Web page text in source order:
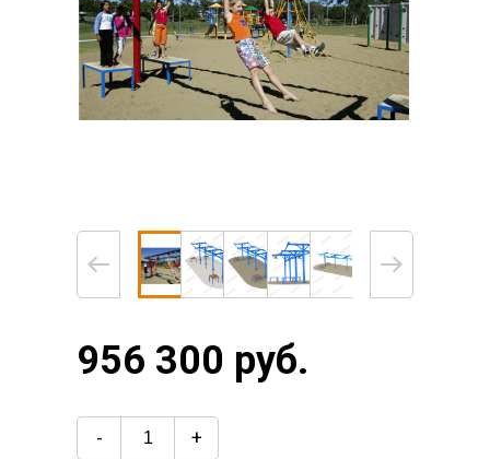
956 300 руб.
- +